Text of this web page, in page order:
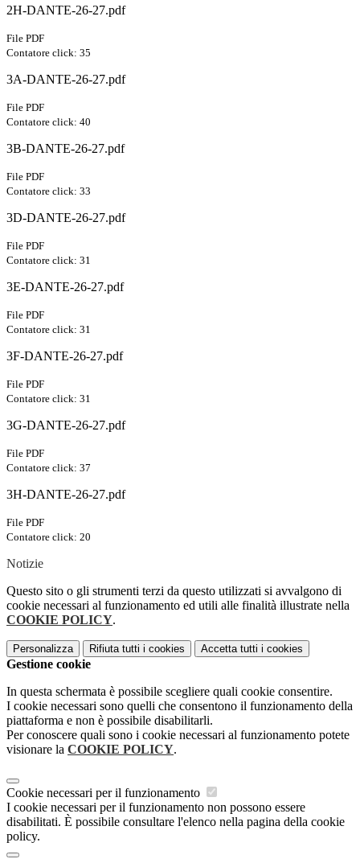
2H-DANTE-26-27.pdf
File PDF
Contatore click: 35
3A-DANTE-26-27.pdf
File PDF
Contatore click: 40
3B-DANTE-26-27.pdf
File PDF
Contatore click: 33
3D-DANTE-26-27.pdf
File PDF
Contatore click: 31
3E-DANTE-26-27.pdf
File PDF
Contatore click: 31
3F-DANTE-26-27.pdf
File PDF
Contatore click: 31
3G-DANTE-26-27.pdf
File PDF
Contatore click: 37
3H-DANTE-26-27.pdf
File PDF
Contatore click: 20
Notizie
Questo sito o gli strumenti terzi da questo utilizzati si avvalgono di
cookie necessari al funzionamento ed utili alle finalità illustrate nella
COOKIE POLICY.
Personalizza Rifiuta tutti i cookies Accetta tutti i cookies
Gestione cookie
In questa schermata è possibile scegliere quali cookie consentire.
I cookie necessari sono quelli che consentono il funzionamento della
piattaforma e non è possibile disabilitarli.
Per conoscere quali sono i cookie necessari al funzionamento potete
visionare la COOKIE POLICY.
Cookie necessari per il funzionamento
I cookie necessari per il funzionamento non possono essere
disabilitati. È possibile consultare l'elenco nella pagina della cookie
policy.